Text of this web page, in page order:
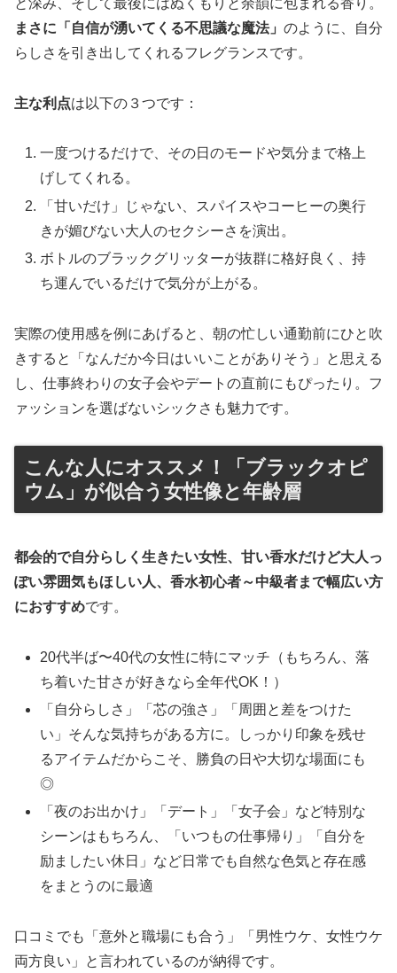
まさに「自信が湧いてくる不思議な魔法」 のように、自分
らしさを引き出してくれるフレグランスです。
主な利点は以下の３つです：
一度つけるだけで、その日のモードや気分まで格上
げしてくれる。
「甘いだけ」じゃない、スパイスやコーヒーの奥行
きが媚びない大人のセクシーさを演出。
ボトルのブラックグリッターが抜群に格好良く、持
ち運んでいるだけで気分が上がる。
実際の使用感を例にあげると、朝の忙しい通勤前にひと吹
きすると「なんだか今日はいいことがありそう」と思える
し、仕事終わりの女子会やデートの直前にもぴったり。フ
ァッションを選ばないシックさも魅力です。
こんな人にオススメ！「ブラックオピ
ウム」が似合う女性像と年齢層
都会的で自分らしく生きたい女性、甘い香水だけど大人っ
ぽい雰囲気もほしい人、香水初心者～中級者まで幅広い方
におすすめです。
20代半ば〜40代の女性に特にマッチ（もちろん、落
ち着いた甘さが好きなら全年代OK！）
「自分らしさ」「芯の強さ」「周囲と差をつけた
い」そんな気持ちがある方に。しっかり印象を残せ
るアイテムだからこそ、勝負の日や大切な場面にも
◎
「夜のお出かけ」「デート」「女子会」など特別な
シーンはもちろん、「いつもの仕事帰り」「自分を
励ましたい休日」など日常でも自然な色気と存在感
をまとうのに最適
口コミでも「意外と職場にも合う」「男性ウケ、女性ウケ
両方良い」と言われているのが納得です。